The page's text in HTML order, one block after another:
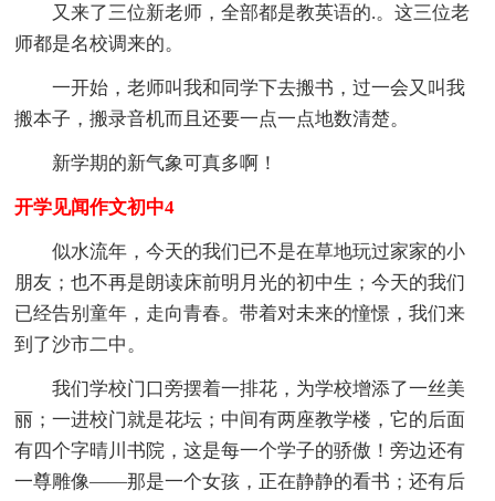
又来了三位新老师，全部都是教英语的.。这三位老
师都是名校调来的。
一开始，老师叫我和同学下去搬书，过一会又叫我
搬本子，搬录音机而且还要一点一点地数清楚。
新学期的新气象可真多啊！
开学见闻作文初中4
似水流年，今天的我们已不是在草地玩过家家的小
朋友；也不再是朗读床前明月光的初中生；今天的我们
已经告别童年，走向青春。带着对未来的憧憬，我们来
到了沙市二中。
我们学校门口旁摆着一排花，为学校增添了一丝美
丽；一进校门就是花坛；中间有两座教学楼，它的后面
有四个字晴川书院，这是每一个学子的骄傲！旁边还有
一尊雕像——那是一个女孩，正在静静的看书；还有后